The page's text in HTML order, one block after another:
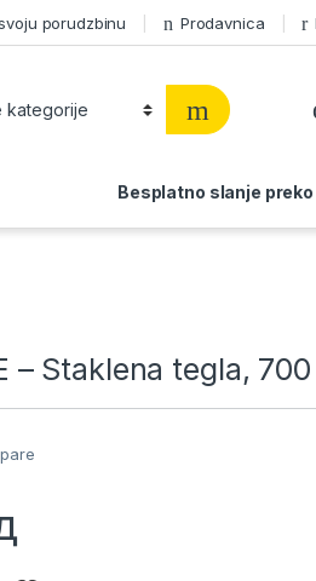
porudzbinu Prodavnica
Besplatno slanje preko
– Staklena tegla,